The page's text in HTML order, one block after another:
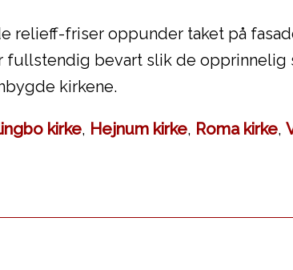
relieff-friser oppunder taket på
fullstendig bevart slik de opprinnelig
kirkene.
kirke, Hejnum kirke, Roma kirke,